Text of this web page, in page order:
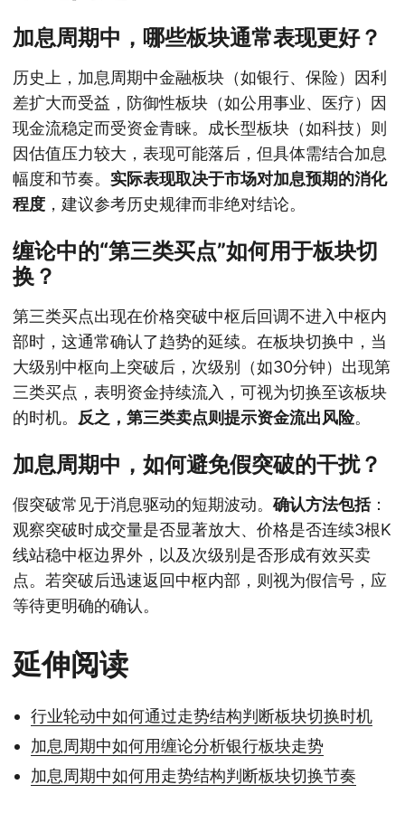
加息周期中，哪些板块通常表现更好？
历史上，加息周期中金融板块（如银行、保险）因利
差扩大而受益，防御性板块（如公用事业、医疗）因
现金流稳定而受资金青睐。成长型板块（如科技）则
因估值压力较大，表现可能落后，但具体需结合加息
幅度和节奏。 实际表现取决于市场对加息预期的消化
程度 ，建议参考历史规律而非绝对结论。
缠论中的“第三类买点”如何用于板块切
换？
第三类买点出现在价格突破中枢后回调不进入中枢内
部时，这通常确认了趋势的延续。在板块切换中，当
大级别中枢向上突破后，次级别（如30分钟）出现第
三类买点，表明资金持续流入，可视为切换至该板块
的时机。 反之，第三类卖点则提示资金流出风险。
加息周期中，如何避免假突破的干扰？
假突破常见于消息驱动的短期波动。确认方法包括：
观察突破时成交量是否显著放大、价格是否连续3根K
线站稳中枢边界外，以及次级别是否形成有效买卖
点。若突破后迅速返回中枢内部，则视为假信号，应
等待更明确的确认。
延伸阅读
行业轮动中如何通过走势结构判断板块切换时机
加息周期中如何用缠论分析银行板块走势
加息周期中如何用走势结构判断板块切换节奏